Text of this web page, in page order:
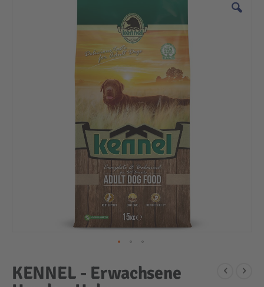
Anfang
KENNEL - Erwachsene